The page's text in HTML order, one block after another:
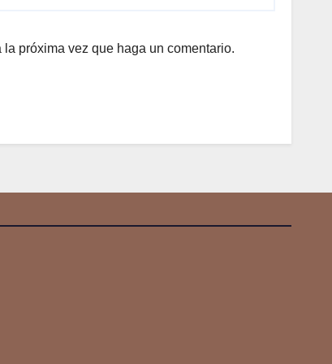
próxima vez que haga un comentario.